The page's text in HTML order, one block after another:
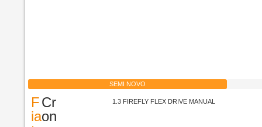
SEMI NOVO
F
ia
Cr
on
1.3 FIREFLY FLEX DRIVE MANUAL